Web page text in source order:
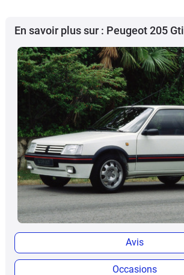
En savoir plus sur : Peugeot 205 Gti
Avis
Occasions